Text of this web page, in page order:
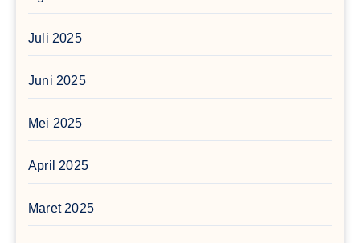
Juli 2025
Juni 2025
Mei 2025
April 2025
Maret 2025